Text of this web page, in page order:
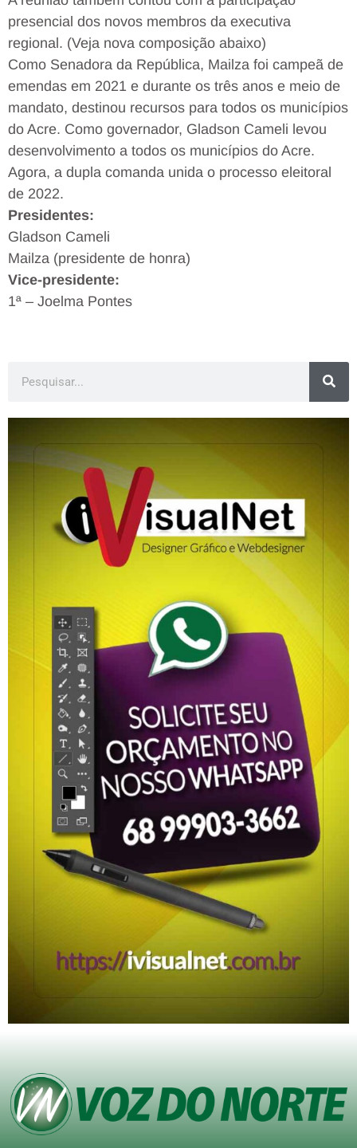
presencial dos novos membros da executiva
regional. (Veja nova composição abaixo)
Como Senadora da República, Mailza foi campeã de
emendas em 2021 e durante os três anos e meio de
mandato, destinou recursos para todos os municípios
do Acre. Como governador, Gladson Cameli levou
desenvolvimento a todos os municípios do Acre.
Agora, a dupla comanda unida o processo eleitoral
de 2022.
Presidentes:
Gladson Cameli
Mailza (presidente de honra)
Vice-presidente:
1ª – Joelma Pontes